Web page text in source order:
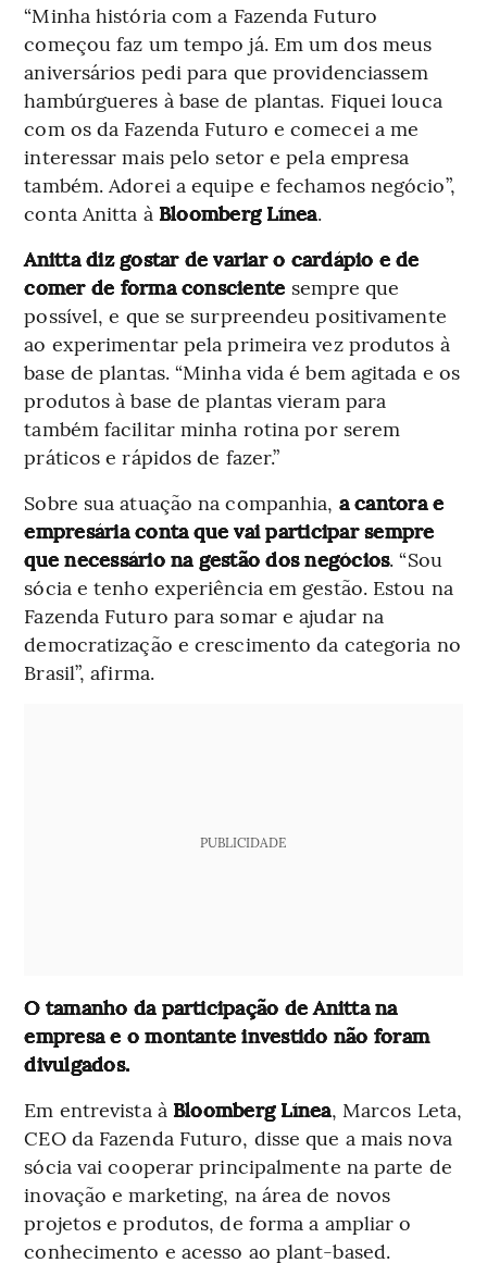
“Minha história com a Fazenda Futuro
começou faz um tempo já. Em um dos meus
aniversários pedi para que providenciassem
hambúrgueres à base de plantas. Fiquei louca
com os da Fazenda Futuro e comecei a me
interessar mais pelo setor e pela empresa
também. Adorei a equipe e fechamos negócio”,
conta Anitta à Bloomberg Línea.
Anitta diz gostar de variar o cardápio e de
comer de forma consciente sempre que
possível, e que se surpreendeu positivamente
ao experimentar pela primeira vez produtos à
base de plantas. “Minha vida é bem agitada e os
produtos à base de plantas vieram para
também facilitar minha rotina por serem
práticos e rápidos de fazer.”
Sobre sua atuação na companhia, a cantora e
empresária conta que vai participar sempre
que necessário na gestão dos negócios. “Sou
sócia e tenho experiência em gestão. Estou na
Fazenda Futuro para somar e ajudar na
democratização e crescimento da categoria no
Brasil”, afirma.
PUBLICIDADE
O tamanho da participação de Anitta na
empresa e o montante investido não foram
divulgados.
Em entrevista à Bloomberg Línea, Marcos Leta,
CEO da Fazenda Futuro, disse que a mais nova
sócia vai cooperar principalmente na parte de
inovação e marketing, na área de novos
projetos e produtos, de forma a ampliar o
conhecimento e acesso ao plant-based.